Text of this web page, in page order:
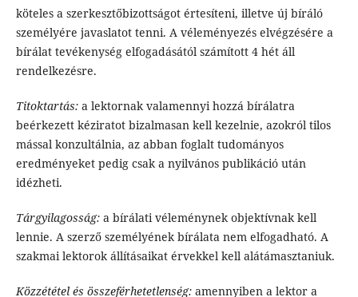
köteles a szerkesztőbizottságot értesíteni, illetve új bíráló
személyére javaslatot tenni. A véleményezés elvégzésére a
bírálat tevékenység elfogadásától számított 4 hét áll
rendelkezésre.
Titoktartás:a lektornak valamennyi hozzá bírálatra
beérkezett kéziratot bizalmasan kell kezelnie, azokról tilos
mással konzultálnia, az abban foglalt tudományos
eredményeket pedig csak a nyilvános publikáció után
idézheti.
Tárgyilagosság:a bírálati véleménynek objektívnak kell
lennie. A szerző személyének bírálata nem elfogadható. A
szakmai lektorok állításaikat érvekkel kell alátámasztaniuk.
Közzététel és összeférhetetlenség:amennyiben a lektor a